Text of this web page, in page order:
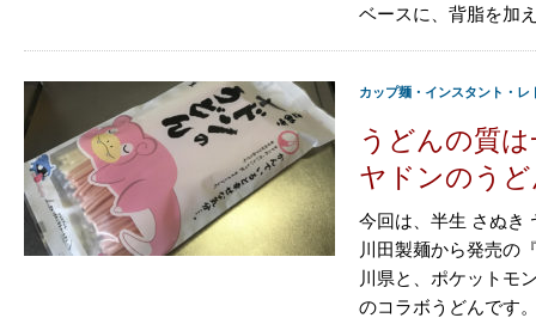
ベースに、背脂を加
カップ麺・インスタント・レ
うどんの質
ヤドンのう
今回は、半生 さぬき
川田製麺から発売の
川県と、ポケットモ
のコラボうどんです